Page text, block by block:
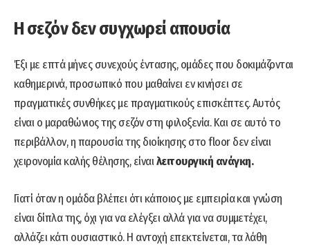
Η σεζόν δεν συγχωρεί απουσία
Έξι με επτά μήνες συνεχούς έντασης, ομάδες που δοκιμάζονται
καθημερινά, προσωπικό που μαθαίνει εν κινήσει σε
πραγματικές συνθήκες με πραγματικούς επισκέπτες. Αυτός
είναι ο μαραθώνιος της σεζόν στη φιλοξενία. Και σε αυτό το
περιβάλλον, η παρουσία της διοίκησης στο floor δεν είναι
χειρονομία καλής θέλησης, είναιλειτουργική ανάγκη.
Γιατί όταν η ομάδα βλέπει ότι κάποιος με εμπειρία και γνώση
είναι δίπλα της, όχι για να ελέγξει αλλά για να συμμετέχει,
αλλάζει κάτι ουσιαστικό. Η αντοχή επεκτείνεται, τα λάθη